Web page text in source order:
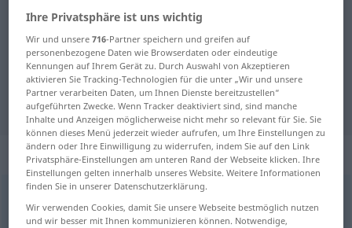
Englisch-Deutsch Übersetzung für
"congressional"
"congressional" Deutsch
Übersetzung
„congressional“: adjective
Ihre Privatsphäre ist uns wichtig
Wir und unsere716-Partner speichern und greifen auf
personenbezogene Daten wie Browserdaten oder eindeutige
Kennungen auf Ihrem Gerät zu. Durch Auswahl von Akzeptieren
aktivieren Sie Tracking-Technologien für die unter „Wir und unsere
Partner verarbeiten Daten, um Ihnen Dienste bereitzustellen“
aufgeführten Zwecke. Wenn Tracker deaktiviert sind, sind manche
Inhalte und Anzeigen möglicherweise nicht mehr so relevant für Sie. Sie
können dieses Menü jederzeit wieder aufrufen, um Ihre Einstellungen zu
ändern oder Ihre Einwilligung zu widerrufen, indem Sie auf den Link
Privatsphäre-Einstellungen am unteren Rand der Webseite klicken. Ihre
Einstellungen gelten innerhalb unseres Website. Weitere Informationen
finden Sie in unserer Datenschutzerklärung.
Wir verwenden Cookies, damit Sie unsere Webseite bestmöglich nutzen
und wir besser mit Ihnen kommunizieren können. Notwendige,